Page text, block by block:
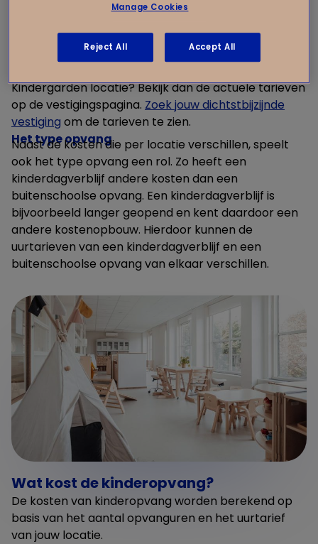
Omdat deze kosten niet overal gelijk zijn, kan ook het
uurtarief per Kindergarden locatie verschillen. Ben je
Kindergarden locatie? Bekijk dan de actuele tarieven
op de vestigingspagina. Zoek jouw dichtstbijzijnde
vestiging om de tarieven te zien.
Het type opvang
Naast de kosten die per locatie verschillen, speelt
ook het type opvang een rol. Zo heeft een
kinderdagverblijf andere kosten dan een
buitenschoolse opvang. Een kinderdagverblijf is
bijvoorbeeld langer geopend en kent daardoor een
andere kostenopbouw. Hierdoor kunnen de
uurtarieven van een kinderdagverblijf en een
buitenschoolse opvang van elkaar verschillen.
Wat kost de kinderopvang?
De kosten van kinderopvang worden berekend op
basis van het aantal opvanguren en het uurtarief
van jouw locatie.
Manage Cookies
Reject All Accept All